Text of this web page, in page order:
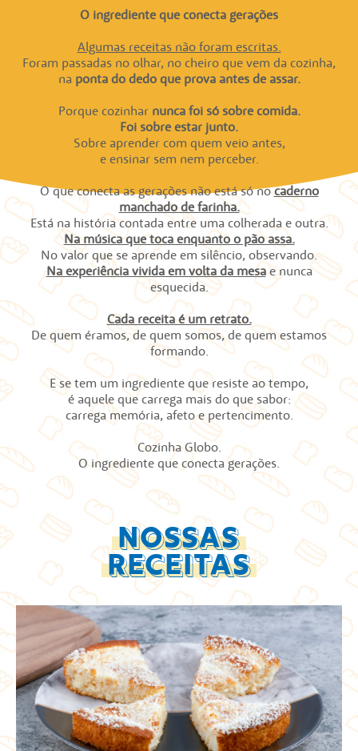
O ingrediente que conecta gerações
Algumas receitas não foram escritas.
Foram passadas no olhar, no cheiro que vem da cozinha,
na ponta do dedo que prova antes de assar.
Porque cozinhar nunca foi só sobre comida.
Foi sobre estar junto.
Sobre aprender com quem veio antes,
e ensinar sem nem perceber.
O que conecta as gerações não está só nocaderno
manchado de farinha.
Está na história contada entre uma colherada e outra.
Na música que toca enquanto o pão assa.
No valor que se aprende em silêncio, observando.
Na experiência vivida em volta da mesae nunca
esquecida.
Cada receita é um retrato.
De quem éramos, de quem somos, de quem estamos
formando.
E se tem um ingrediente que resiste ao tempo,
é aquele que carrega mais do que sabor:
carrega memória, afeto e pertencimento.
Cozinha Globo.
O ingrediente que conecta gerações.
NOSSAS
RECEITAS